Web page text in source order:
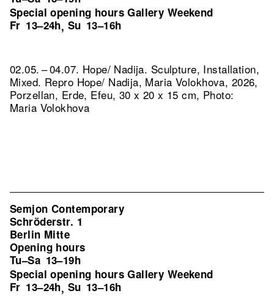
Special opening hours Gallery Weekend
Fr 13–24h, Su 13–16h
02.05. – 04.07. Hope/ Nadija. Sculpture, Installation,
Mixed. Repro Hope/ Nadija, Maria Volokhova, 2026,
Porzellan, Erde, Efeu, 30 x 20 x 15 cm, Photo:
Maria Volokhova
Semjon Contemporary
Schröderstr. 1
Berlin Mitte
Opening hours
Tu–Sa 13–19h
Special opening hours Gallery Weekend
Fr 13–24h, Su 13–16h